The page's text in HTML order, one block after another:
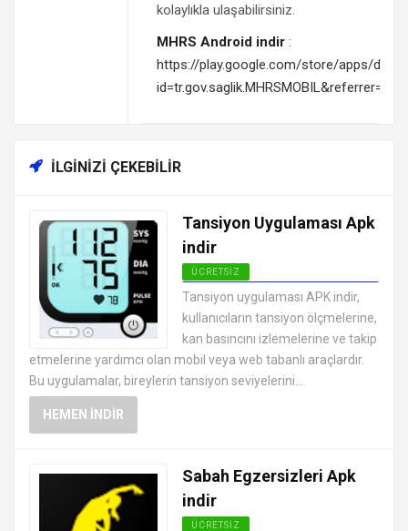
kolaylıkla ulaşabilirsiniz.
MHRS Android indir:
https://play.google.com/store/apps/
İLGINIZI ÇEKEBILIR
Tansiyon Uygulaması Apk
indir
ÜCRETSIZ
ANDROID SAĞLIK VE FITNESS
UYGULAMALARI APK
Tansiyon uygulaması APK indir,
kullanıcıların tansiyon ölçmelerine,
kan basıncını izlemelerine ve takip
etmelerine yardımcı olan mobil veya web tabanlı araçlardır.
Bu uygulamalar, bireylerin tansiyon seviyelerini...
HEMEN İNDIR
Sabah Egzersizleri Apk
indir
ÜCRETSIZ